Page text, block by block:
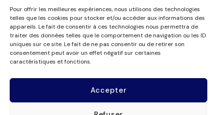
Pour offrir les meilleures expériences, nous utilisons des technologies
telles que les cookies pour stocker et/ou accéder aux informations des
appareils. Le fait de consentir à ces technologies nous permettra de
traiter des données telles que le comportement de navigation ou les ID
uniques sur ce site. Le fait de ne pas consentir ou de retirer son
consentement peut avoir un effet négatif sur certaines
caractéristiques et fonctions.
Accepter
Organisme de
formation
Contact
Rapports d’activité
Suivez-nous